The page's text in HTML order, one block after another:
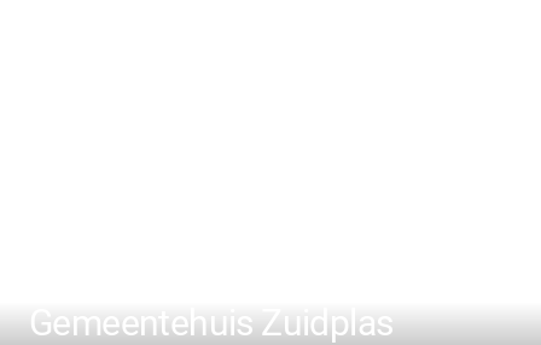
Gemeentehuis Zuidplas